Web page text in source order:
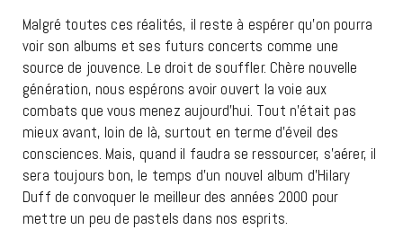
Malgré toutes ces réalités, il reste à espérer qu’on pourra
voir son albums et ses futurs concerts comme une
source de jouvence. Le droit de souffler. Chère nouvelle
génération, nous espérons avoir ouvert la voie aux
combats que vous menez aujourd’hui. Tout n’était pas
mieux avant, loin de là, surtout en terme d’éveil des
consciences. Mais, quand il faudra se ressourcer, s’aérer, il
sera toujours bon, le temps d’un nouvel album d’Hilary
Duff de convoquer le meilleur des années 2000 pour
mettre un peu de pastels dans nos esprits.